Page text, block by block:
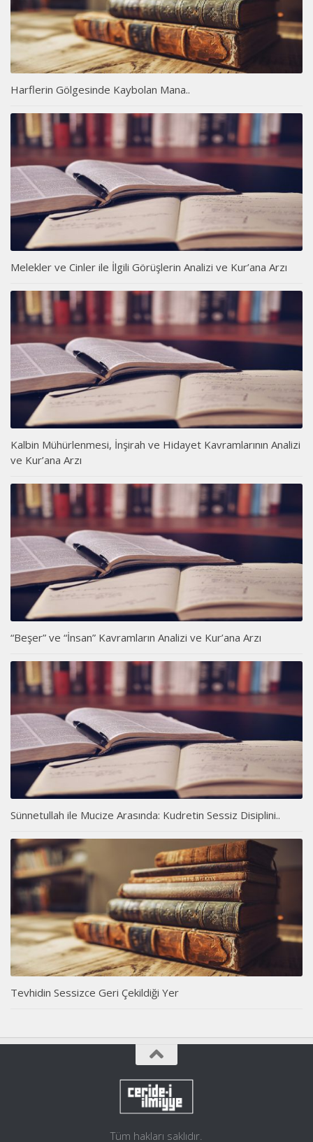
Harflerin Gölgesinde Kaybolan Mana..
Melekler ve Cinler ile İlgili Görüşlerin Analizi ve Kur’ana Arzı
Kalbin Mühürlenmesi, İnşirah ve Hidayet Kavramlarının Analizi
ve Kur’ana Arzı
“Beşer” ve “İnsan” Kavramların Analizi ve Kur’ana Arzı
Sünnetullah ile Mucize Arasında: Kudretin Sessiz Disiplini..
Tevhidin Sessizce Geri Çekildiği Yer
Tüm hakları saklıdır.